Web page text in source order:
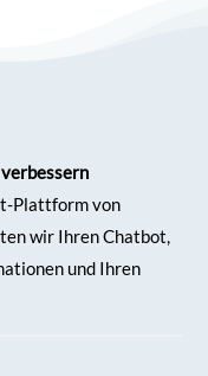
Plattform von
wir IhrenChatbot,
und Ihren